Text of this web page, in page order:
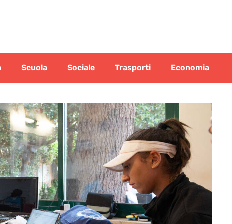
Scuola Sociale Trasporti Economia